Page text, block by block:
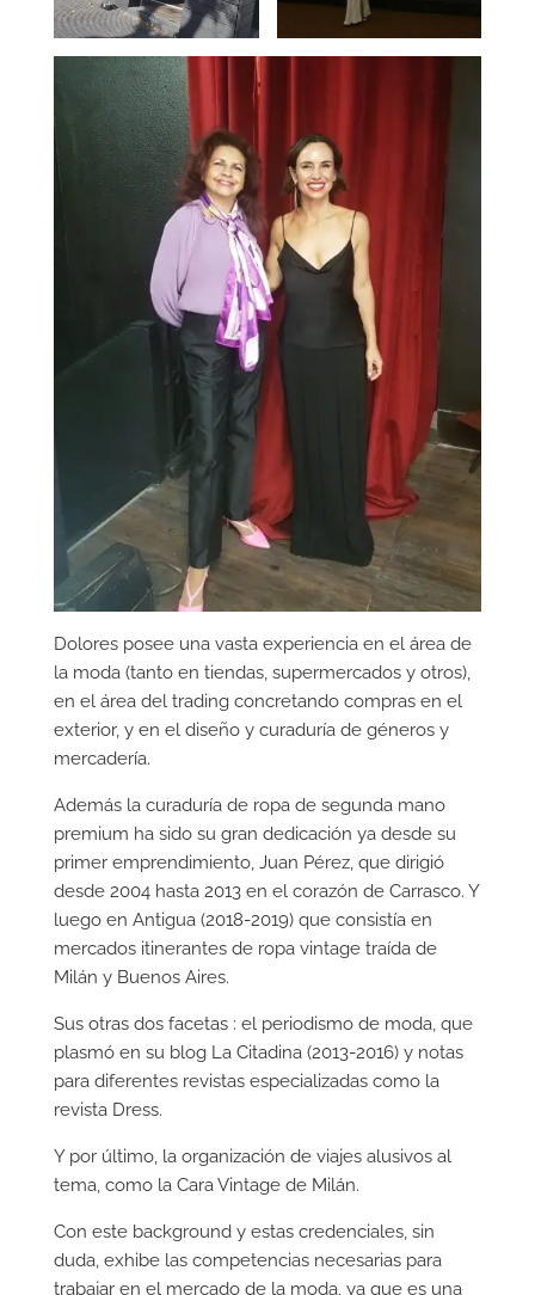
Dolores posee una vasta experiencia en el área de
la moda (tanto en tiendas, supermercados y otros),
en el área del trading concretando compras en el
exterior, y en el diseño y curaduría de géneros y
mercadería.
Además la curaduría de ropa de segunda mano
premium ha sido su gran dedicación ya desde su
primer emprendimiento, Juan Pérez, que dirigió
desde 2004 hasta 2013 en el corazón de Carrasco. Y
luego en Antigua (2018-2019) que consistía en
mercados itinerantes de ropa vintage traída de
Milán y Buenos Aires.
Sus otras dos facetas : el periodismo de moda, que
plasmó en su blog La Citadina (2013-2016) y notas
para diferentes revistas especializadas como la
revista Dress.
Y por último, la organización de viajes alusivos al
tema, como la Cara Vintage de Milán.
Con este background y estas credenciales, sin
duda, exhibe las competencias necesarias para
trabajar en el mercado de la moda, ya que es una